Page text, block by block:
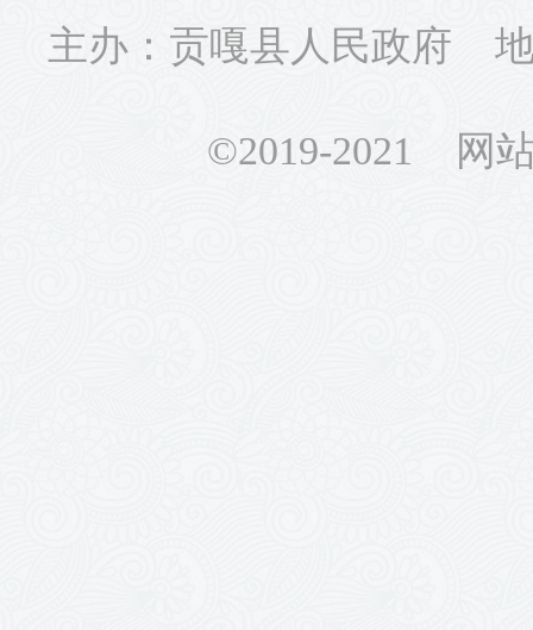
主办：贡嘎县人民政府
©2019-2021 网